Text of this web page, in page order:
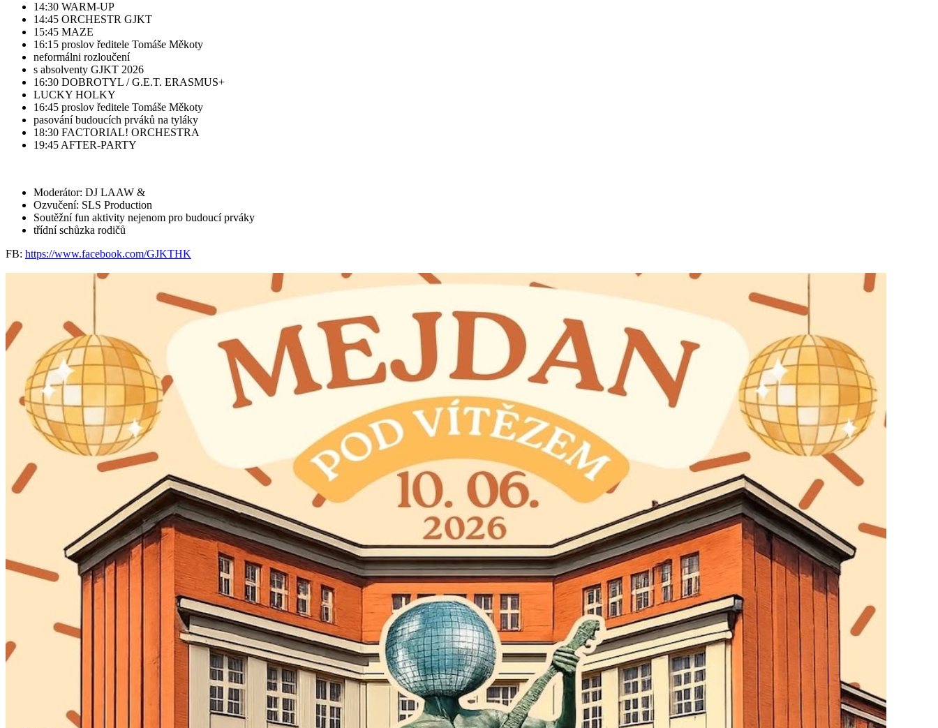
14:30 WARM-UP
14:45 ORCHESTR GJKT
15:45 MAZE
16:15 proslov ředitele Tomáše Měkoty
neformálni rozloučení
s absolventy GJKT 2026
16:30 DOBROTYL / G.E.T. ERASMUS+
LUCKY HOLKY
16:45 proslov ředitele Tomáše Měkoty
pasování budoucích prváků na tyláky
18:30 FACTORIAL! ORCHESTRA
19:45 AFTER-PARTY
Moderátor: DJ LAAW &
Ozvučení: SLS Production
Soutěžní fun aktivity nejenom pro budoucí prváky
třídní schůzka rodičů
FB: https://www.facebook.com/GJKTHK